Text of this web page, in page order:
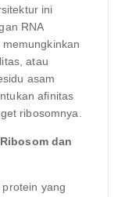
ini
RNA
atau
asam
afinitas
ribosomnya.
dan
yang